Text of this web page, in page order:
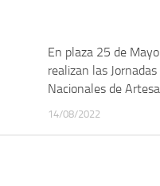
En plaza 25 de
realizan las Jornadas
Nacionales de
14/08/2022